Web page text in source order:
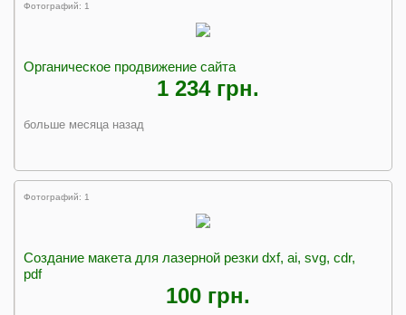
Фотографий: 1
Органическое продвижение сайта
1 234 грн.
больше месяца назад
Фотографий: 1
Создание макета для лазерной резки dxf, ai, svg, cdr,
pdf
100 грн.